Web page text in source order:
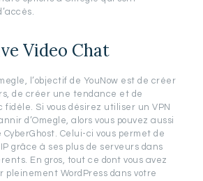
Video Chat
l’objectif de YouNow est de créer
de créer une tendance et de
Si vous désirez utiliser un VPN
d’Omegle, alors vous pouvez aussi
Celui-ci vous permet de
grâce à ses plus de serveurs dans
En gros, tout ce dont vous avez
pleinement WordPress dans votre